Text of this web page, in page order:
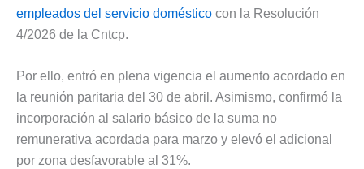
empleados del servicio doméstico con la Resolución
4/2026 de la Cntcp.
Por ello, entró en plena vigencia el aumento acordado en
la reunión paritaria del 30 de abril. Asimismo, confirmó la
incorporación al salario básico de la suma no
remunerativa acordada para marzo y elevó el adicional
por zona desfavorable al 31%.